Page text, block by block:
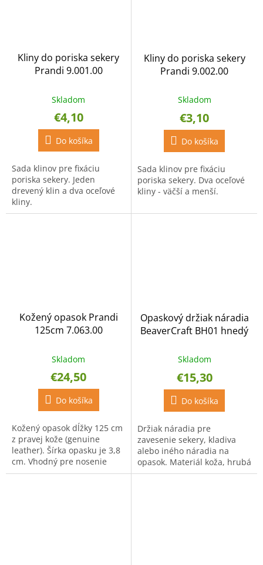
Kliny do poriska sekery
Prandi 9.001.00
Skladom
€4,10
Do košíka
Sada klinov pre fixáciu
poriska sekery. Jeden
drevený klin a dva oceľové
kliny.
Kliny do poriska sekery
Prandi 9.002.00
Skladom
€3,10
Do košíka
Sada klinov pre fixáciu
poriska sekery. Dva oceľové
kliny - väčší a menší.
Kožený opasok Prandi
125cm 7.063.00
Skladom
€24,50
Do košíka
Kožený opasok dĺžky 125 cm
z pravej kože (genuine
leather). Šírka opasku je 3,8
cm. Vhodný pre nosenie
sekery, spolu s koženým
Opaskový držiak náradia
BeaverCraft BH01 hnedý
Skladom
€15,30
Do košíka
Držiak náradia pre
zavesenie sekery, kladiva
alebo iného náradia na
opasok. Materiál koža, hrubá
3 mm. Rozmer 13x 8 cm.